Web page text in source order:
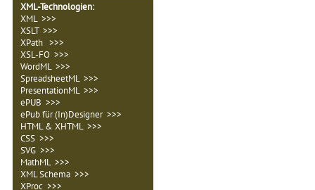
XML-Technologien:
XML >>>
XSLT >>>
XPath >>>
XSL-FO >>>
WordML >>>
SpreadsheetML >>>
PresentationML >>>
ePUB >>>
ePub für (In)Designer >>>
HTML & XHTML >>>
CSS >>>
SVG >>>
MathML >>>
XML Schema >>>
XProc >>>